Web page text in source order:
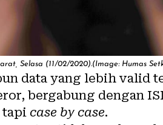
Selasa (11/02/2020).(Image: Humas
data yang lebih valid
bergabung dengan
tapi case by case.